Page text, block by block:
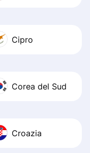
Cipro
Corea del Sud
Croazia